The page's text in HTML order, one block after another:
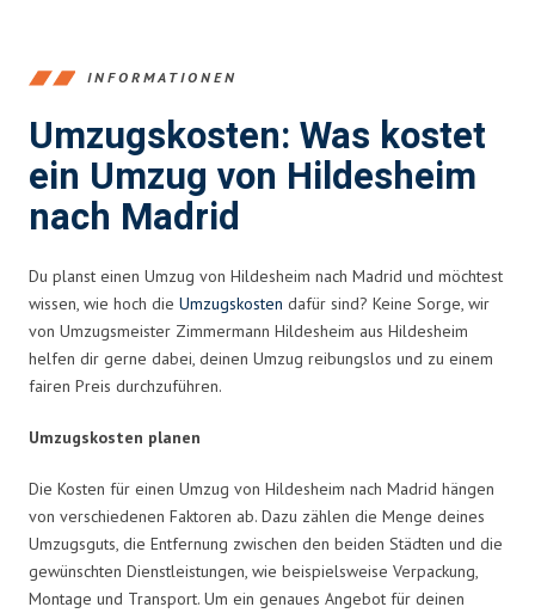
INFORMATIONEN
Umzugskosten: Was kostet
ein Umzug von Hildesheim
nach Madrid
Du planst einen Umzug von Hildesheim nach Madrid und möchtest
wissen, wie hoch die Umzugskosten dafür sind? Keine Sorge, wir
von Umzugsmeister Zimmermann Hildesheim aus Hildesheim
helfen dir gerne dabei, deinen Umzug reibungslos und zu einem
fairen Preis durchzuführen.
Umzugskosten planen
Die Kosten für einen Umzug von Hildesheim nach Madrid hängen
von verschiedenen Faktoren ab. Dazu zählen die Menge deines
Umzugsguts, die Entfernung zwischen den beiden Städten und die
gewünschten Dienstleistungen, wie beispielsweise Verpackung,
Montage und Transport. Um ein genaues Angebot für deinen